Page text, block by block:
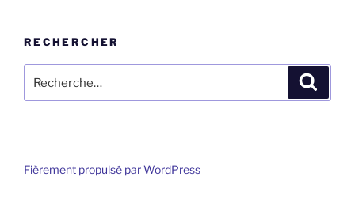
RECHERCHER
pour
Fièrement propulsé par WordPress